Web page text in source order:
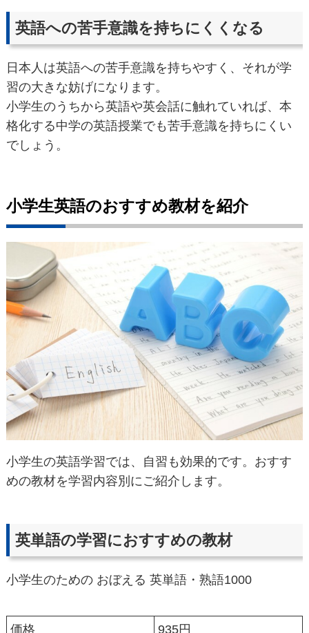
英語への苦手意識を持ちにくくなる
日本人は英語への苦手意識を持ちやすく、それが学
習の大きな妨げになります。
小学生のうちから英語や英会話に触れていれば、本
格化する中学の英語授業でも苦手意識を持ちにくい
でしょう。
小学生英語のおすすめ教材を紹介
小学生の英語学習では、自習も効果的です。おすす
めの教材を学習内容別にご紹介します。
英単語の学習におすすめの教材
小学生のための おぼえる 英単語・熟語1000
価格 935円